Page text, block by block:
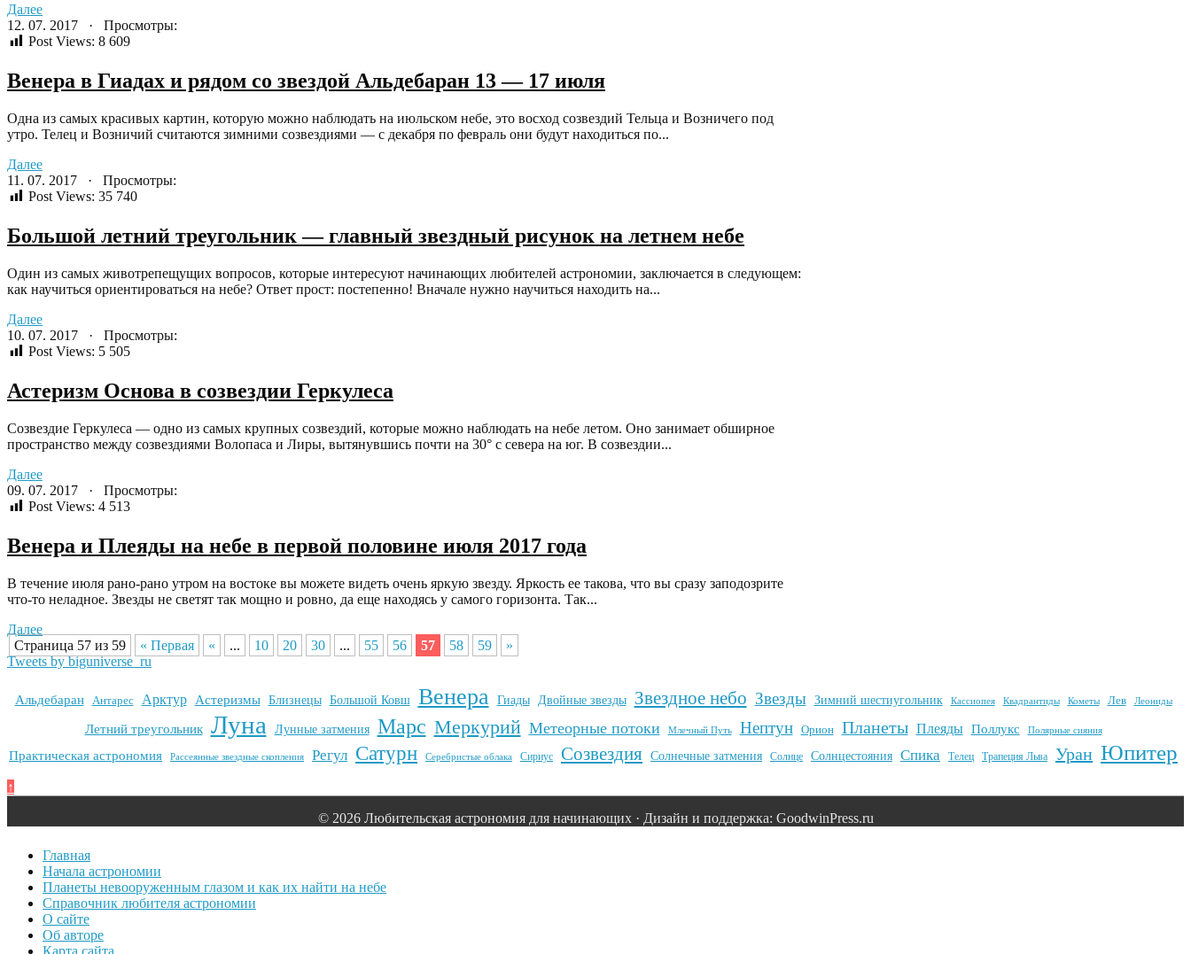
Далее
12. 07. 2017 · Просмотры:
Post Views: 8 609
Венера в Гиадах и рядом со звездой Альдебаран 13 — 17 июля
Одна из самых красивых картин, которую можно наблюдать на июльском небе, это восход созвездий Тельца и Возничего под
утро. Телец и Возничий считаются зимними созвездиями — с декабря по февраль они будут находиться по...
Далее
11. 07. 2017 · Просмотры:
Post Views: 35 740
Большой летний треугольник — главный звездный рисунок на летнем небе
Один из самых животрепещущих вопросов, которые интересуют начинающих любителей астрономии, заключается в следующем:
как научиться ориентироваться на небе? Ответ прост: постепенно! Вначале нужно научиться находить на...
Далее
10. 07. 2017 · Просмотры:
Post Views: 5 505
Астеризм Основа в созвездии Геркулеса
Созвездие Геркулеса — одно из самых крупных созвездий, которые можно наблюдать на небе летом. Оно занимает обширное
пространство между созвездиями Волопаса и Лиры, вытянувшись почти на 30° с севера на юг. В созвездии...
Далее
09. 07. 2017 · Просмотры:
Post Views: 4 513
Венера и Плеяды на небе в первой половине июля 2017 года
В течение июля рано-рано утром на востоке вы можете видеть очень яркую звезду. Яркость ее такова, что вы сразу заподозрите
что-то неладное. Звезды не светят так мощно и ровно, да еще находясь у самого горизонта. Так...
Далее
Страница 57 из 59
« Первая « ... 10 20 30 ... 55 56 57 58 59 »
Tweets by biguniverse_ru
Альдебаран Антарес Арктур Астеризмы Близнецы Большой Ковш Венера Гиады Двойные звезды Звездное небо Звезды Зимний шестиугольник Кассиопея Квадрантиды Кометы Лев Леониды
Летний треугольник Луна Лунные затмения Марс Меркурий Метеорные потоки Млечный Путь Нептун Орион Планеты Плеяды Поллукс Полярные сияния
Практическая астрономия Рассеянные звездные скопления Регул Сатурн Серебристые облака Сириус Созвездия Солнечные затмения Солнце Солнцестояния Спика Телец Трапеция Льва Уран Юпитер
↑
© 2026 Любительская астрономия для начинающих · Дизайн и поддержка: GoodwinPress.ru
Главная
Начала астрономии
Планеты невооруженным глазом и как их найти на небе
Справочник любителя астрономии
О сайте
Об авторе